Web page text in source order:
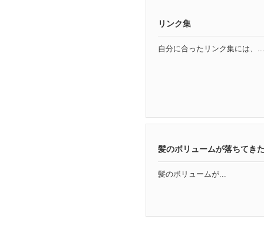
リンク集
自分に合ったリンク集には、...
髪のボリュームが落ちてき
髪のボリュームが...